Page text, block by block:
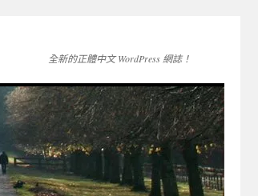
全新的正體中文 WordPress 網誌！